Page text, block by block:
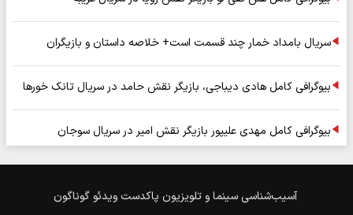
سریال بامداد خمار چند قسمت است+ خلاصه داستان و بازیگران
بیوگرافی کامل هادی دیباجی، بازیگر نقش حامد در سریال تانک خورها
بیوگرافی کامل مهدی علیپور بازیگر نقش امیر در سریال سوجان
آسیب‌شناسی سینما و تلویزیون پاکدست ویدئو گوناگون